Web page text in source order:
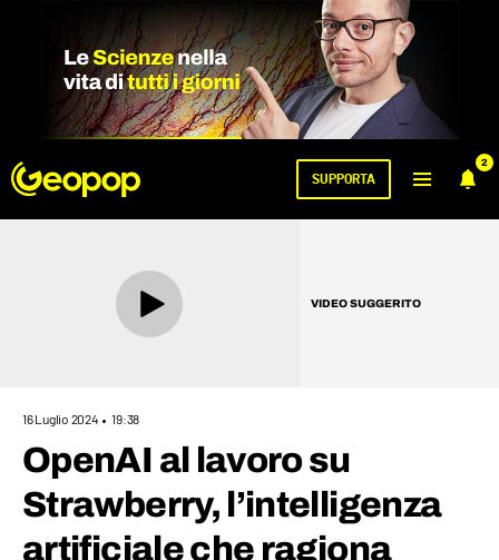
2
SUPPORTA
VIDEO SUGGERITO
16 Luglio 2024 19:38
OpenAI al lavoro su
Strawberry, l’intelligenza
artificiale che ragiona